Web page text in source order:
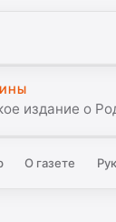
издание о
О газете